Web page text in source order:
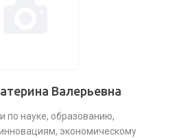
Валерьевна
по науке, образованию,
экономическому